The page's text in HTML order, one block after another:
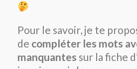
Pour le savoir, je te
de compléter les mots
manquantes sur la fiche